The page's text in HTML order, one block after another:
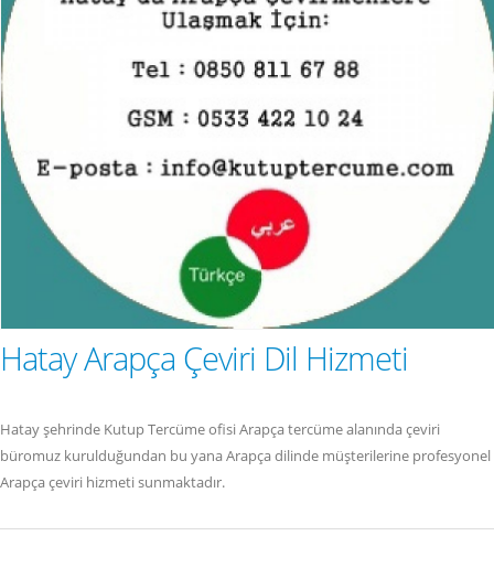
Hatay Arapça Çeviri Dil Hizmeti
Hatay şehrinde Kutup Tercüme ofisi Arapça tercüme alanında çeviri
büromuz kurulduğundan bu yana Arapça dilinde müşterilerine profesyonel
Arapça çeviri hizmeti sunmaktadır.